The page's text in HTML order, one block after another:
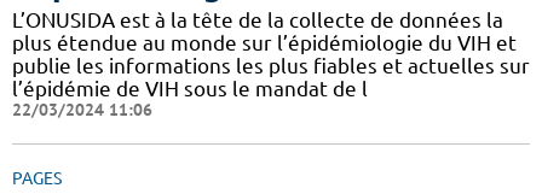
L’ONUSIDA est à la tête de la collecte de données la
plus étendue au monde sur l’épidémiologie du VIH et
publie les informations les plus fiables et actuelles sur
l’épidémie de VIH sous le mandat de l
22/03/2024 11:06
PAGES